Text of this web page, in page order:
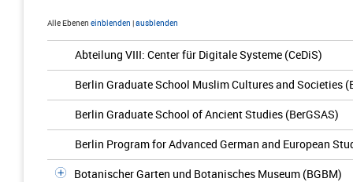
Alle Ebenen einblenden |ausblenden
Abteilung VIII: Center für Digitale Systeme (CeDiS)
Berlin Graduate School Muslim Cultures and Societies
Berlin Graduate School of Ancient Studies (BerGSAS)
Berlin Program for Advanced German and European
Botanischer Garten und Botanisches Museum (BGBM)